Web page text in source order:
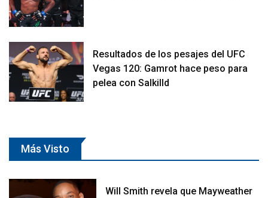
Resultados de los pesajes del UFC
Vegas 120: Gamrot hace peso para
pelea con Salkilld
Más Visto
Will Smith revela que Mayweather